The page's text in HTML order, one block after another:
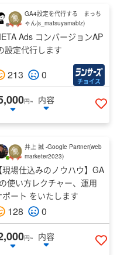
る
GA4設定を代行する まっち
ゃん(s_matsuyamabiz)
Ads コンバージョンAP
設定代行します
213 0 チョイス
円~
内容
い
る
井上 誠 -Google Partner(web
marketer2023)
【現場仕込みのノウハウ】GA
使い方レクチャー、運用
ポート をいたします
128 0
円~
内容
い